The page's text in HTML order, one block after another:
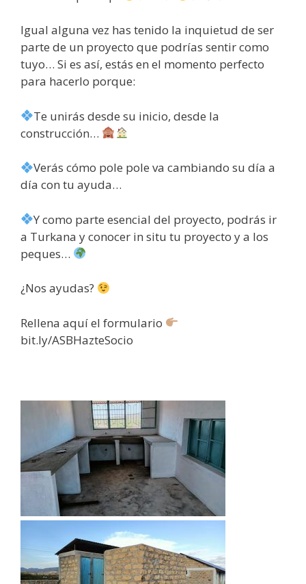
Igual alguna vez has tenido la inquietud de ser
parte de un proyecto que podrías sentir como
tuyo… Si es así, estás en el momento perfecto
para hacerlo porque:
Te unirás desde su inicio, desde la
construcción…
Verás cómo pole pole va cambiando su día a
día con tu ayuda…
Y como parte esencial del proyecto, podrás ir
a Turkana y conocer in situ tu proyecto y a los
peques…
¿Nos ayudas?
Rellena aquí el formulario
bit.ly/ASBHazteSocio